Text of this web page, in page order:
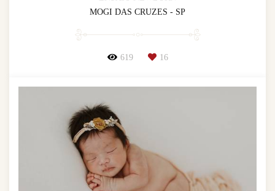
MOGI DAS CRUZES - SP
619 16